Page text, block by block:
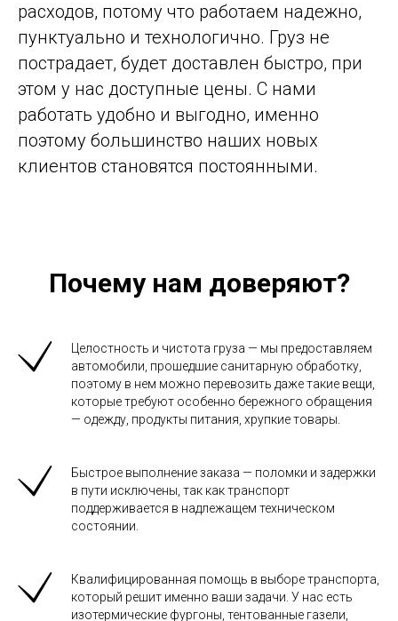
расходов, потому что работаем надежно,
пунктуально и технологично. Груз не
пострадает, будет доставлен быстро, при
этом у нас доступные цены. С нами
работать удобно и выгодно, именно
поэтому большинство наших новых
клиентов становятся постоянными.
Почему нам доверяют?
Целостность и чистота груза — мы предоставляем
автомобили, прошедшие санитарную обработку,
поэтому в нем можно перевозить даже такие вещи,
которые требуют особенно бережного обращения
— одежду, продукты питания, хрупкие товары.
Быстрое выполнение заказа — поломки и задержки
в пути исключены, так как транспорт
поддерживается в надлежащем техническом
состоянии.
Квалифицированная помощь в выборе транспорта,
который решит именно ваши задачи. У нас есть
изотермические фургоны, тентованные газели,